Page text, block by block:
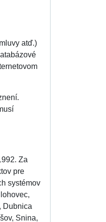
atď.)
Za
pre
systémov
Dubnica
Snina,